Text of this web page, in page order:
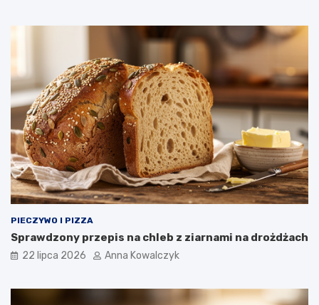
PIECZYWO I PIZZA
Sprawdzony przepis na chleb z ziarnami na drożdżach
22 lipca 2026 Anna Kowalczyk